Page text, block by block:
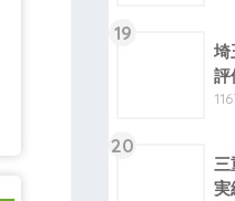
19
埼
評
20
三
実